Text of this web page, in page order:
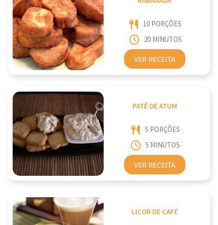
10 PORÇÕES
20 MINUTOS
VER RECEITA
PATÊ DE ATUM
5 PORÇÕES
5 MINUTOS
VER RECEITA
LICOR DE CAFÉ